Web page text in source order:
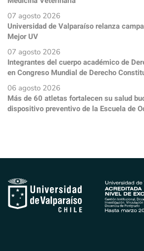
07 agosto 2026
Universidad de Valparaíso relanza
Mejor UV
07 agosto 2026
Integrantes del cuerpo académico de
en Congreso Mundial de Derecho
06 agosto 2026
Más de 60 atletas fortalecen su salud
dispositivo preventivo de la Escuela de